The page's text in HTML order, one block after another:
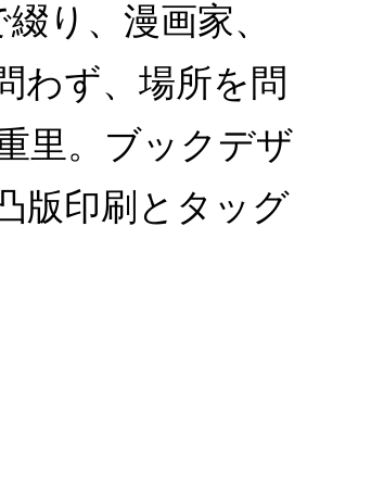
り、漫画家、
わず、場所を問
里。ブックデザ
版印刷とタッグ